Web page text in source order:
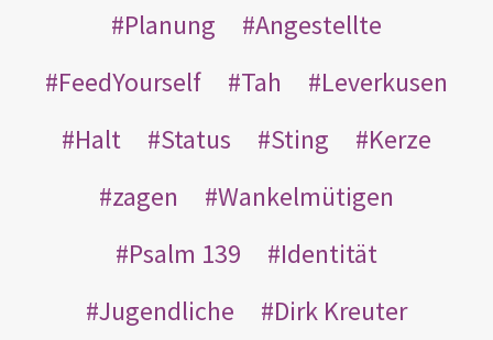
Planung
Angestellte
FeedYourself
Tah
Leverkusen
Halt
Status Sting
Kerze
zagen
Wankelmütigen
Psalm 139
Identität
Jugendliche
Dirk Kreuter